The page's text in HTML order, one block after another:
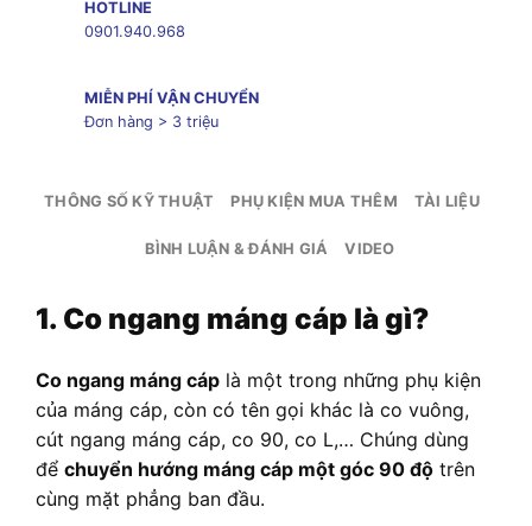
HOTLINE
0901.940.968
MIỄN PHÍ VẬN CHUYỂN
Đơn hàng > 3 triệu
THÔNG SỐ KỸ THUẬT PHỤ KIỆN MUA THÊM TÀI LIỆU
BÌNH LUẬN & ĐÁNH GIÁ VIDEO
1. Co ngang máng cáp là gì?
Co ngang máng cáp là một trong những phụ kiện
của máng cáp, còn có tên gọi khác là co vuông,
cút ngang máng cáp, co 90, co L,… Chúng dùng
để chuyển hướng máng cáp một góc 90 độ trên
cùng mặt phẳng ban đầu.